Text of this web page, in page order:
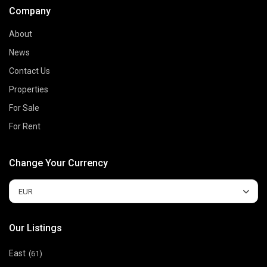
Company
About
News
Contact Us
Properties
For Sale
For Rent
Change Your Currency
EUR
Our Listings
East (61)